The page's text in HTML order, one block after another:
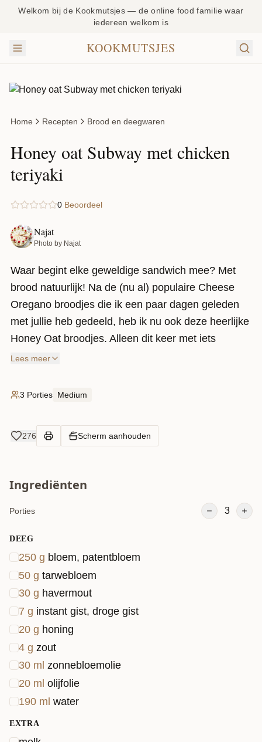
Welkom bij de Kookmutsjes — de online food familie waar
iedereen welkom is
KOOKMUTSJES
Home Recepten Brood en deegwaren
Honey oat Subway met chicken
teriyaki
0 Beoordeel
Najat
Photo by Najat
Waar begint elke geweldige sandwich mee? Met
brood natuurlijk! Na de (nu al) populaire Cheese
Oregano broodjes die ik een paar dagen geleden
met jullie heb gedeeld, heb ik nu ook deze heerlijke
Honey Oat broodjes. Alleen dit keer met iets
extra’s: een heerlijke vulling van Chicken Teriyaki!
uitproberen, you’re going to love it!
Lees meer
3 Porties Medium
276 Scherm aanhouden
Ingrediënten
Porties 3
DEEG
250 g bloem, patentbloem
50 g tarwebloem
30 g havermout
7 g instant gist, droge gist
20 g honing
4 g zout
30 ml zonnebloemolie
20 ml olijfolie
190 ml water
EXTRA